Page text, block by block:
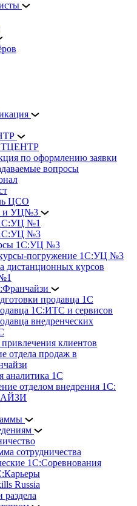
по оформлению заявки
вопросы
ЦСО
и УЦ№3
№1
№3
1С:УЦ №3
погружение 1С:УЦ №3
дистанционных курсов
продавца 1С
1С:ИТС и сервисов
внедренческих
клиентов
отдела продаж в
аналитика 1С
отделом внедрения 1С:
сотрудничества
1С:Соревнования
Russia
раздела